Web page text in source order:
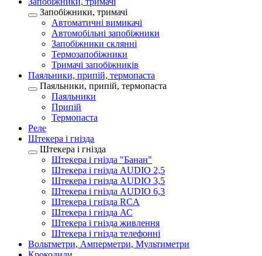
Запобіжники, тримачі
Автоматичні вимикачі
Автомобільні запобіжники
Запобіжники склянні
Термозапобіжники
Тримачі запобіжників
Паяльники, припій, термопаста
Паяльники, припій, термопаста
Паяльники
Припій
Термопаста
Реле
Штекера і гнізда
Штекера і гнізда
Штекера і гнізда "Банан"
Штекера і гнізда AUDIO 2,5
Штекера і гнізда AUDIO 3,5
Штекера і гнізда AUDIO 6,3
Штекера і гнізда RCA
Штекера і гнізда АС
Штекера і гнізда живлення
Штекера і гнізда телефонні
Вольтметри, Амперметри, Мультиметри